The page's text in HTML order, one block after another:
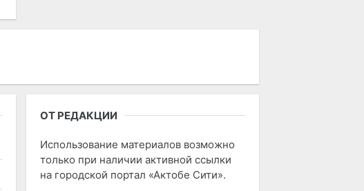
ОТ РЕДАКЦИИ
Использование материалов возможно
только при наличии активной ссылки
на городской портал «Актобе Сити».